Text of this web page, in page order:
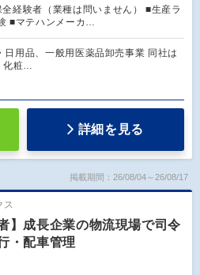
経験者（業種は問いません） ■生産ラ
■マテハンメーカ…
日用品、一般用医薬品卸売事業 同社は
化粧…
詳細を見る
掲載期間：26/08/04～26/08/17
ス
】成長企業の物流現場で司令
・配車管理